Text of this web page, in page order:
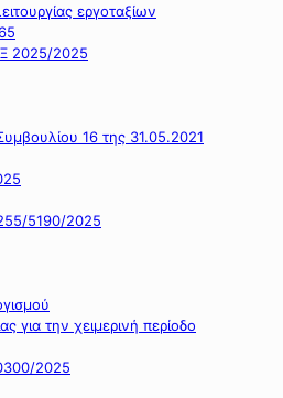
εργοταξίων
2025/2025
16 της 31.05.2021
5190/2025
για την χειμερινή περίοδο
2025